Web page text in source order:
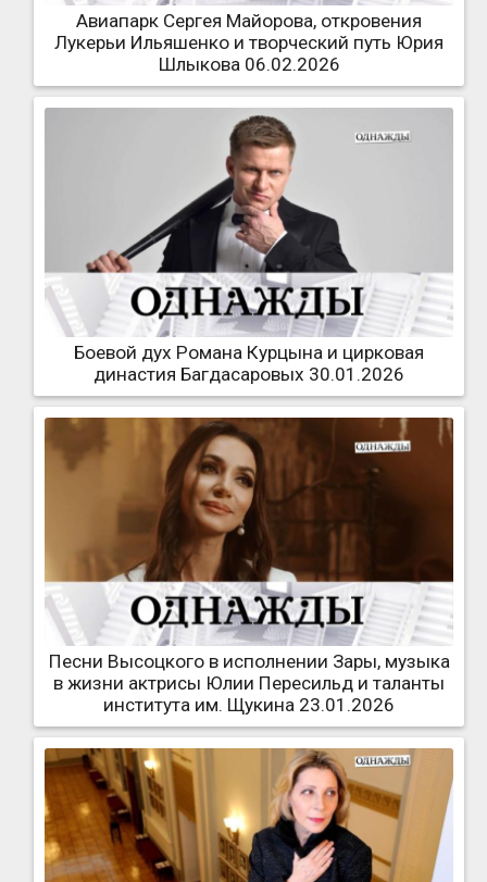
Авиапарк Сергея Майорова, откровения
Лукерьи Ильяшенко и творческий путь Юрия
Шлыкова 06.02.2026
Боевой дух Романа Курцына и цирковая
династия Багдасаровых 30.01.2026
Песни Высоцкого в исполнении Зары, музыка
в жизни актрисы Юлии Пересильд и таланты
института им. Щукина 23.01.2026